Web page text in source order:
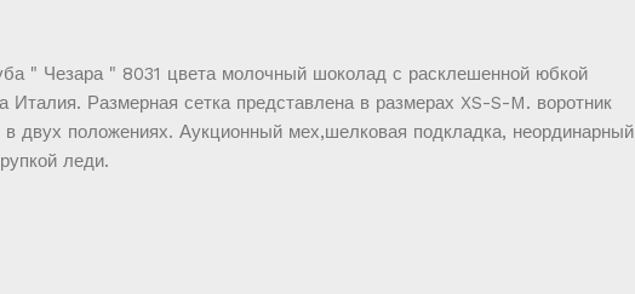
" Чезара " 8031 цвета молочный шоколад с расклешенной юбкой
Италия. Размерная сетка представлена в размерах XS-S-M. воротник
в двух положениях. Аукционный мех,шелковая подкладка, неординарный
леди.